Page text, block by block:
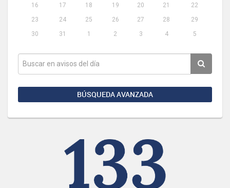
16
17 18 19 20 21
22
23
24 25 26 27 28
29
30
31 1 2 3 4 5
BÚSQUEDA AVANZADA